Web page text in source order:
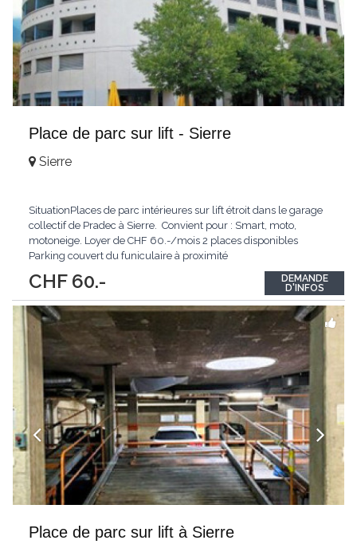
Place de parc sur lift - Sierre
CHF 60.-
Sierre
SituationPlaces de parc intérieures sur lift étroit dans le garage
collectif de Pradec à Sierre. Convient pour : Smart, moto,
motoneige. Loyer de CHF 60.-/mois 2 places disponibles
Parking couvert du funiculaire à proximité
DEMANDE
D'INFOS
Place de parc sur lift à Sierre